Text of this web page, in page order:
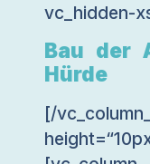
vc_hidden-
Bau der
Hürde
[/